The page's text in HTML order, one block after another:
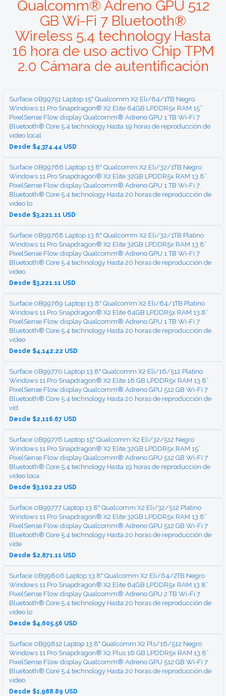
Qualcomm® Adreno GPU 512
GB Wi-Fi 7 Bluetooth®
Wireless 5.4 technology Hasta
16 hora de uso activo Chip TPM
2.0 Cámara de autentificación
Surface 0B99751 Laptop 15" Qualcomm X2 Eli/64/1TB Negro
Windows 11 Pro Snapdragon® X2 Elite 64GB LPDDR5x RAM 15”
PixelSense Flow display Qualcomm® Adreno GPU 1 TB Wi-Fi 7
Bluetooth® Core 5.4 technology Hasta 19 horas de reproducción de
video local
Desde $4,374.44 USD
Surface 0B99766 Laptop 13.8" Qualcomm X2 Eli/32/1TB Negro
Windows 11 Pro Snapdragon® X2 Elite 32GB LPDDR5x RAM 13.8”
PixelSense Flow display Qualcomm® Adreno GPU 1 TB Wi-Fi 7
Bluetooth® Core 5.4 technology Hasta 20 horas de reproducción de
video lo
Desde $3,221.11 USD
Surface 0B99768 Laptop 13.8" Qualcomm X2 Eli/32/1TB Platino
Windows 11 Pro Snapdragon® X2 Elite 32GB LPDDR5x RAM 13.8”
PixelSense Flow display Qualcomm® Adreno GPU 1 TB Wi-Fi 7
Bluetooth® Core 5.4 technology Hasta 20 horas de reproducción de
video
Desde $3,221.11 USD
Surface 0B99769 Laptop 13.8" Qualcomm X2 Eli/64/1TB Platino
Windows 11 Pro Snapdragon® X2 Elite 64GB LPDDR5x RAM 13.8”
PixelSense Flow display Qualcomm® Adreno GPU 1 TB Wi-Fi 7
Bluetooth® Core 5.4 technology Hasta 20 horas de reproducción de
video
Desde $4,142.22 USD
Surface 0B99770 Laptop 13.8" Qualcomm X2 Eli/16/512 Platino
Windows 11 Pro Snapdragon® X2 Elite 16 GB LPDDR5x RAM 13.8”
PixelSense Flow display Qualcomm® Adreno GPU 512 GB Wi-Fi 7
Bluetooth® Core 5.4 technology Hasta 20 horas de reproducción de
vid
Desde $2,116.67 USD
Surface 0B99776 Laptop 15" Qualcomm X2 Eli/32/512 Negro
Windows 11 Pro Snapdragon® X2 Elite 32GB LPDDR5x RAM 15”
PixelSense Flow display Qualcomm® Adreno GPU 512 GB Wi-Fi 7
Bluetooth® Core 5.4 technology Hasta 19 horas de reproducción de
video loca
Desde $3,102.22 USD
Surface 0B99777 Laptop 13.8" Qualcomm X2 Eli/32/512 Platino
Windows 11 Pro Snapdragon® X2 Elite 32GB LPDDR5x RAM 13.8”
PixelSense Flow display Qualcomm® Adreno GPU 512 GB Wi-Fi 7
Bluetooth® Core 5.4 technology Hasta 20 horas de reproducción de
vide
Desde $2,871.11 USD
Surface 0B99806 Laptop 13.8" Qualcomm X2 Eli/64/2TB Negro
Windows 11 Pro Snapdragon® X2 Elite 64GB LPDDR5x RAM 13.8”
PixelSense Flow display Qualcomm® Adreno GPU 2 TB Wi-Fi 7
Bluetooth® Core 5.4 technology Hasta 20 horas de reproducción de
video lo
Desde $4,605.56 USD
Surface 0B99812 Laptop 13.8" Qualcomm X2 Pls/16/512 Negro
Windows 11 Pro Snapdragon® X2 Plus 16 GB LPDDR5x RAM 13.8”
PixelSense Flow display Qualcomm® Adreno GPU 512 GB Wi-Fi 7
Bluetooth® Core 5.4 technology Hasta 20 horas de reproducción de
video
Desde $1,988.89 USD